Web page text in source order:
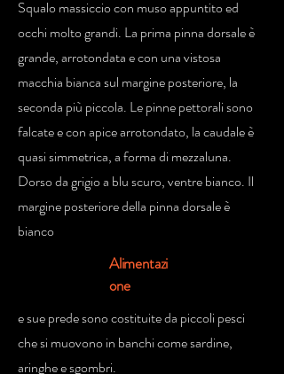
Squalo massiccio con muso appuntito ed
occhi molto grandi. La prima pinna dorsale è
grande, arrotondata e con una vistosa
macchia bianca sul margine posteriore, la
seconda più piccola. Le pinne pettorali sono
falcate e con apice arrotondato, la caudale è
quasi simmetrica, a forma di mezzaluna.
Dorso da grigio a blu scuro, ventre bianco. Il
margine posteriore della pinna dorsale è
bianco
Alimentazi
one
e sue prede sono costituite da piccoli pesci
che si muovono in banchi come sardine,
aringhe e sgombri.